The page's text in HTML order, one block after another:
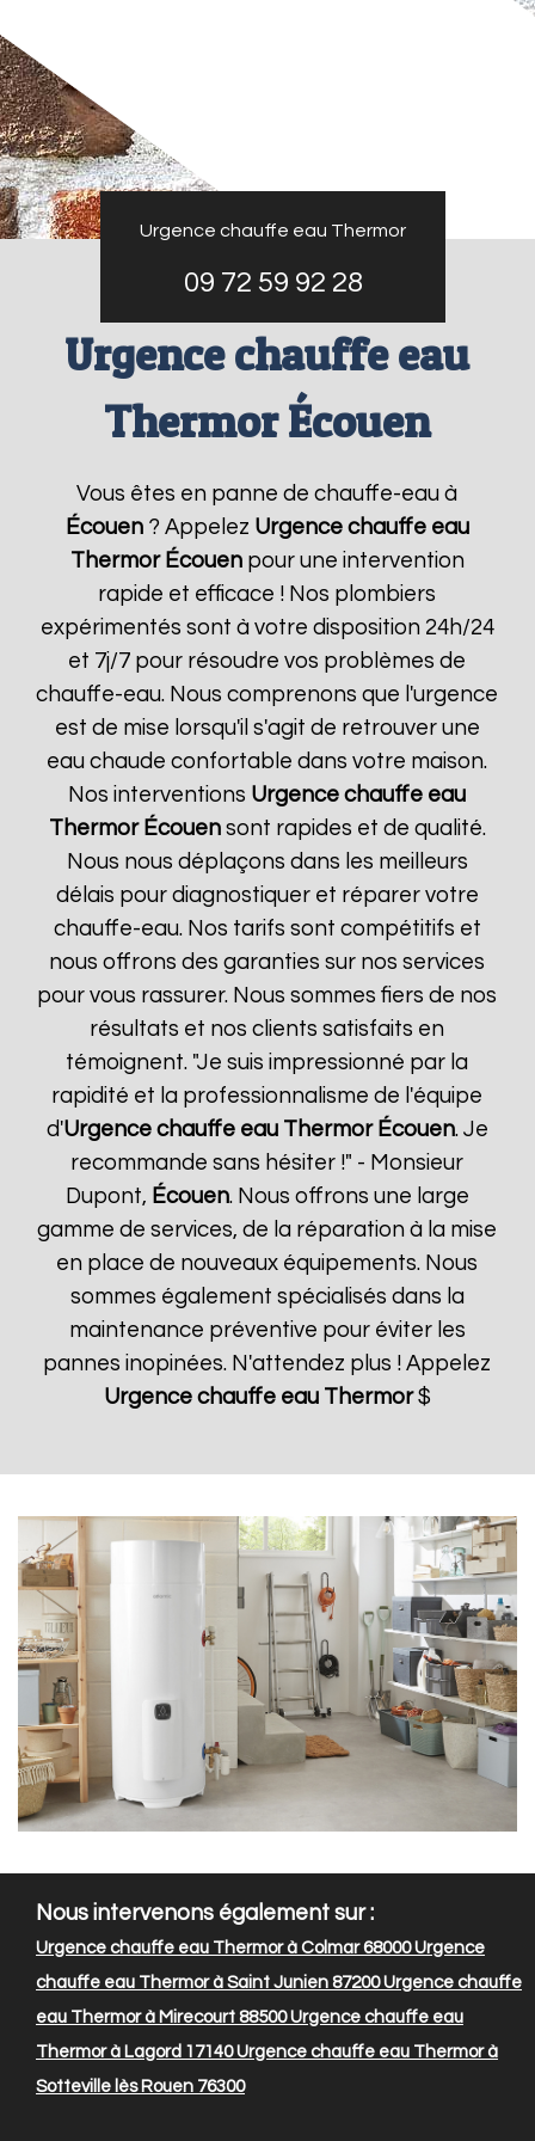
Urgence chauffe eau Thermor
09 72 59 92 28
Urgence chauffe eau
Thermor Écouen
Vous êtes en panne de chauffe-eau à
Écouen? Appelez Urgence chauffe eau
Thermor Écouenpour une intervention
rapide et efficace ! Nos plombiers
expérimentés sont à votre disposition 24h/24
et 7j/7 pour résoudre vos problèmes de
chauffe-eau. Nous comprenons que l'urgence
est de mise lorsqu'il s'agit de retrouver une
eau chaude confortable dans votre maison.
Nos interventions Urgence chauffe eau
Thermor Écouensont rapides et de qualité.
Nous nous déplaçons dans les meilleurs
délais pour diagnostiquer et réparer votre
chauffe-eau. Nos tarifs sont compétitifs et
nous offrons des garanties sur nos services
pour vous rassurer. Nous sommes fiers de nos
résultats et nos clients satisfaits en
témoignent. "Je suis impressionné par la
rapidité et la professionnalisme de l'équipe
d'Urgence chauffe eau Thermor Écouen. Je
recommande sans hésiter !" - Monsieur
Dupont, Écouen. Nous offrons une large
gamme de services, de la réparation à la mise
en place de nouveaux équipements. Nous
sommes également spécialisés dans la
maintenance préventive pour éviter les
pannes inopinées. N'attendez plus ! Appelez
Urgence chauffe eau Thermor$
Nous intervenons également sur :
Urgence chauffe eau Thermor à Colmar 68000Urgence
chauffe eau Thermor à Saint Junien 87200Urgence chauffe
eau Thermor à Mirecourt 88500Urgence chauffe eau
Thermor à Lagord 17140Urgence chauffe eau Thermor à
Sotteville lès Rouen 76300